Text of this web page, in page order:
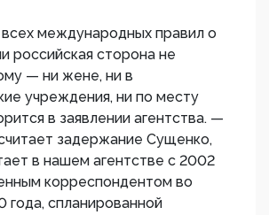
международных правил о
российская сторона не
— ни жене, ни в
учреждения, ни по месту
в заявлении агентства. —
задержание Сущенко,
в нашем агентстве с 2002
корреспондентом во
года, спланированной